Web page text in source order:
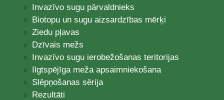
Invazīvo sugu pārvaldnieks
Biotopu un sugu aizsardzības mērķi
Ziedu pļavas
Dzīvais mežs
Invazīvo sugu ierobežošanas teritorijas
Ilgtspējīga meža apsaimniekošana
Slēpņošanas sērija
Rezultāti